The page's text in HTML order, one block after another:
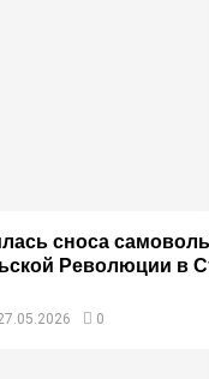
сноса
Революции в
0